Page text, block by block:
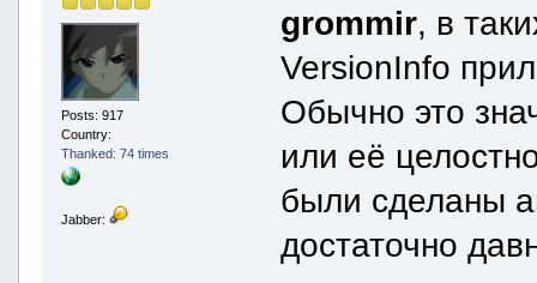
Posts: 917
Country:
Thanked: 74 times
Jabber:
grommir, в
VersionInfo
Обычно это
или её
были сделаны
достаточно